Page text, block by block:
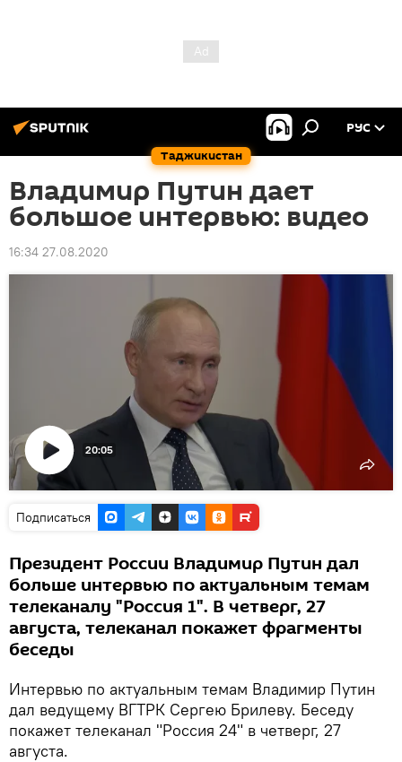
Таджикистан
РУС
Владимир Путин дает
большое интервью: видео
16:34 27.08.2020
Воспроизвести
20:05
Подписаться
Президент России Владимир Путин дал
больше интервью по актуальным темам
телеканалу "Россия 1". В четверг, 27
августа, телеканал покажет фрагменты
беседы
Интервью по актуальным темам Владимир Путин
дал ведущему ВГТРК Сергею Брилеву. Беседу
покажет телеканал "Россия 24" в четверг, 27
августа.